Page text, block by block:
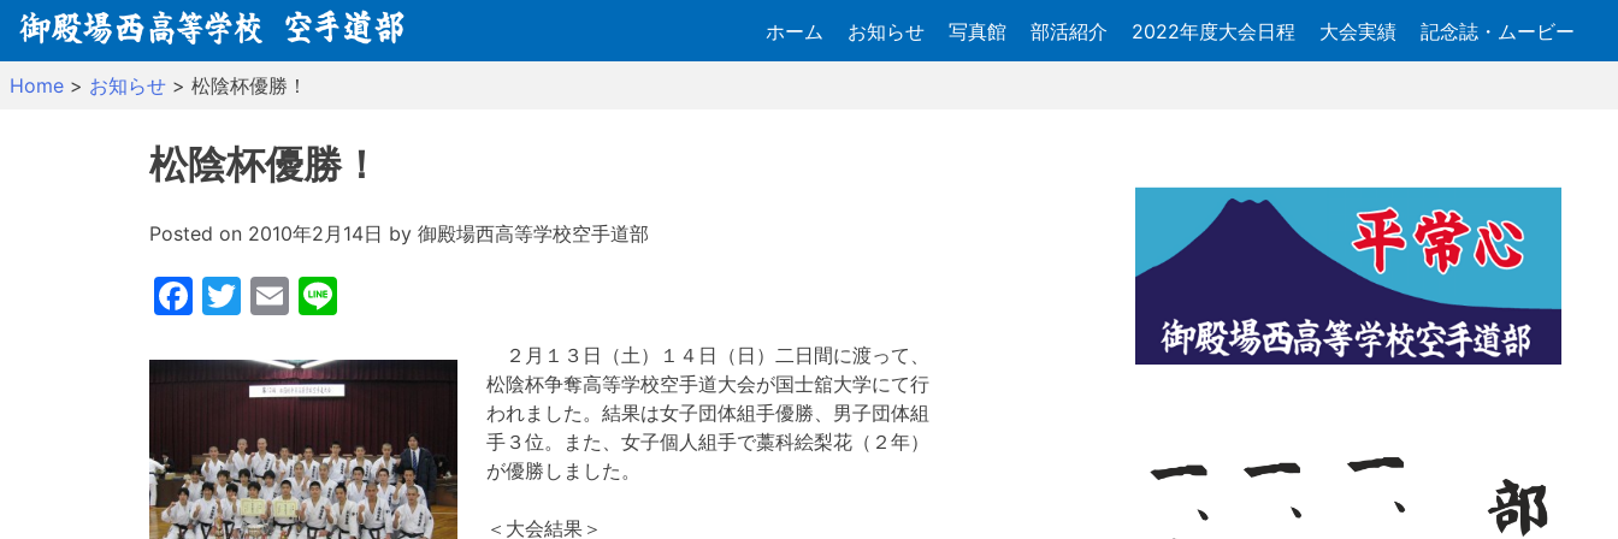
Skip
ホーム お知らせ 写真館 部活紹介 2022年度大会日程 大会実績 記念誌・ムービー
Home > お知らせ > 松陰杯優勝！
松陰杯優勝！
Posted on 2010年2月14日 by 御殿場西高等学校空手道部
Facebook
Twitter
Email
２月１３日（土）１４日（日）二日間に渡って、
松陰杯争奪高等学校空手道大会が国士舘大学にて行
われました。結果は女子団体組手優勝、男子団体組
手３位。また、女子個人組手で藁科絵梨花（２年）
が優勝しました。
＜大会結果＞